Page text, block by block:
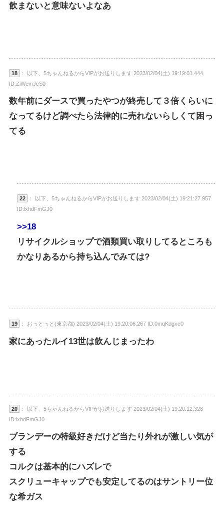
飲まないと意味ないよなあ
18
： 以下、5ちゃんねるからVIPがお送りします 2023/02/04(土) 19:19:01.444
ID:ZiWemJcS0
数年前にダースで買ったやつが終売して３倍くらいに
なってるけど調べたら法律的に売れないらしくて困っ
てる
22
： 以下、5ちゃんねるからVIPがお送りします 2023/02/04(土) 19:21:27.957
ID:lxhdFmGJ0
>>18
リサイクルショップで酒類買い取りしてるところも
かなりあるから持ち込んでみては?
19 ： おっとっと(東京都) 2023/02/04(土) 19:20:06.267 ID:0mqKdgxc0
家にあったルイ13世は飲んじまったわ
20
： 以下、5ちゃんねるからVIPがお送りします 2023/02/04(土) 19:20:12.328
ID:lxhdFmGJ0
ブランデーの特級好きだけど当たり外れが激しい気が
する
コルクは基本的にハズレで
スクリューキャップでも安定してるのはサントリー位
な希ガス